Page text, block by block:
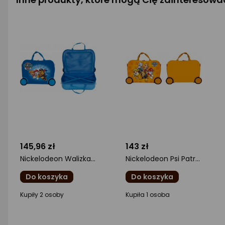
145,96 zł
Nickelodeon Walizka jeżdżąca Psi Patrol - niebieska mała
Do koszyka
ocena
Kupiły 2 osoby
143 zł
Nickelodeon Psi Patrol - żółta mała
Do koszyka
ocena
Kupiła 1 osoba